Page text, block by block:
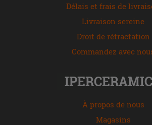
Délais et frais de
Livraison sereine
Droit de rétractation
Commandez avec
À propos de nous
Magasins